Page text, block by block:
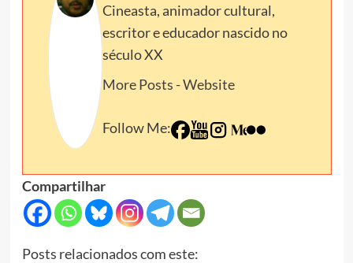
Cineasta, animador cultural,
escritor e educador nascido no
século XX
More Posts -Website
Follow Me:
Compartilhar
Posts relacionados com este: